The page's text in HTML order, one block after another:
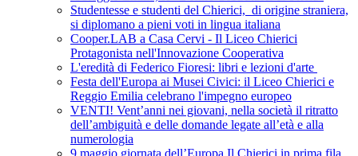
Studentesse e studenti del Chierici, di origine straniera,
si diplomano a pieni voti in lingua italiana
Cooper.LAB a Casa Cervi - Il Liceo Chierici
Protagonista nell'Innovazione Cooperativa
L'eredità di Federico Fioresi: libri e lezioni d'arte
Festa dell'Europa ai Musei Civici: il Liceo Chierici e
Reggio Emilia celebrano l'impegno europeo
VENTI! Vent’anni nei giovani, nella società il ritratto
dell’ambiguità e delle domande legate all’età e alla
numerologia